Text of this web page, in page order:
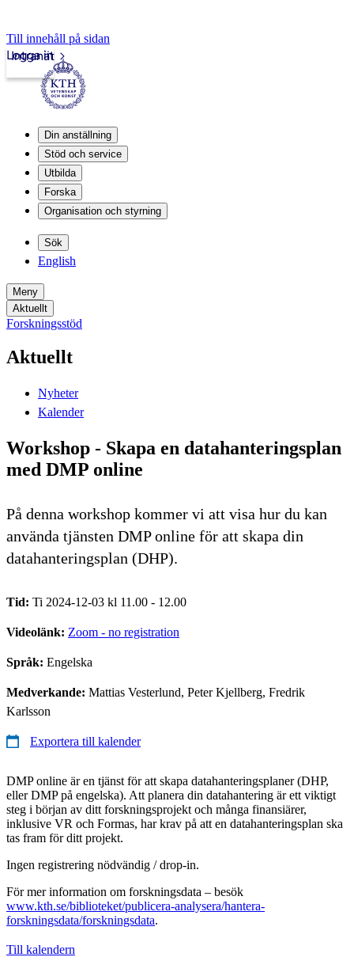
Till innehåll på sidan
Intranät
Logga in
Din anställning
Stöd och service
Utbilda
Forska
Organisation och styrning
Sök
English
Meny
Aktuellt
Forskningsstöd
Aktuellt
Nyheter
Kalender
Workshop - Skapa en datahanteringsplan
med DMP online
På denna workshop kommer vi att visa hur du kan
använda tjänsten DMP online för att skapa din
datahanteringsplan (DHP).
Tid: Ti 2024-12-03 kl 11.00 - 12.00
Videolänk: Zoom - no registration
Språk: Engelska
Medverkande: Mattias Vesterlund, Peter Kjellberg, Fredrik
Karlsson
Exportera till kalender
DMP online är en tjänst för att skapa datahanteringsplaner (DHP,
eller DMP på engelska). Att planera din datahantering är ett viktigt
steg i början av ditt forskningsprojekt och många finansiärer,
inklusive VR och Formas, har krav på att en datahanteringsplan ska
tas fram för ditt projekt.
Ingen registrering nödvändig / drop-in.
För mer information om forskningsdata – besök
www.kth.se/biblioteket/publicera-analysera/hantera-
forskningsdata/forskningsdata.
Till kalendern